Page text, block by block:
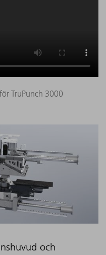
TruPunch 3000
och